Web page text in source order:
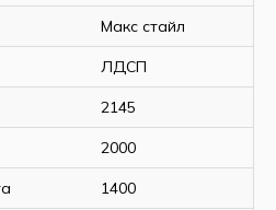
основание,
матраса;
Макс Стайл
1628 мм
2145 мм
350 мм
2000х1400
Макс стайл
ЛДСП
2145
2000
1400